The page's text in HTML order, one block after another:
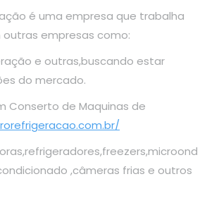
é uma empresa que trabalha
empresas como:
e outras,buscando estar
do mercado.
Conserto de Maquinas de
,câmeras frias e outros